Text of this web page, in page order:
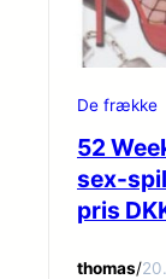
De frække
52
sex-
pris
thomas/